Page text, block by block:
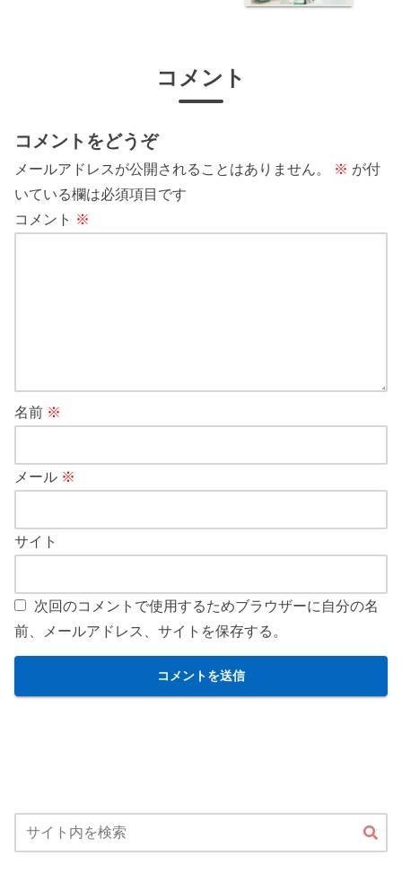
コメント
コメントをどうぞ
メールアドレスが公開されることはありません。 ※ が付
いている欄は必須項目です
コメント ※
名前 ※
メール ※
サイト
次回のコメントで使用するためブラウザーに自分の名
前、メールアドレス、サイトを保存する。